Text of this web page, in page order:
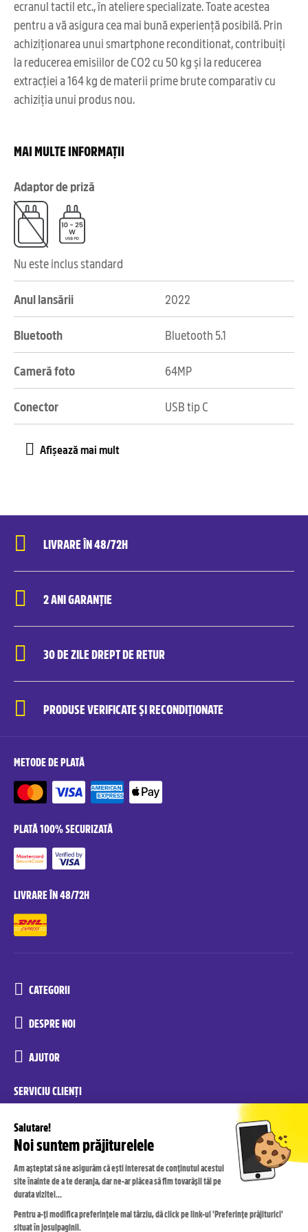
ecranul tactil etc., în ateliere specializate. Toate acestea
pentru a vă asigura cea mai bună experiență posibilă. Prin
achiziționarea unui smartphone reconditionat, contribuiți
la reducerea emisiilor de CO2 cu 50 kg și la reducerea
extracției a 164 kg de materii prime brute comparativ cu
achiziția unui produs nou.
MAI MULTE INFORMAȚII
Adaptor de priză
Nu este inclus standard
Anul lansării 2022
Bluetooth Bluetooth 5.1
Cameră foto 64MP
Conector USB tip C
LIVRARE ÎN 48/72H
2 ANI GARANȚIE
30 DE ZILE DREPT DE RETUR
PRODUSE VERIFICATE ȘI RECONDIȚIONATE
METODE DE PLATĂ
PLATĂ 100% SECURIZATĂ
LIVRARE ÎN 48/72H
CATEGORII
DESPRE NOI
AJUTOR
SERVICIU CLIENȚI
reconditionate.yoxo@recommerce.com
luni-vineri 08:00-17:00
RECONDIȚIONAT DE